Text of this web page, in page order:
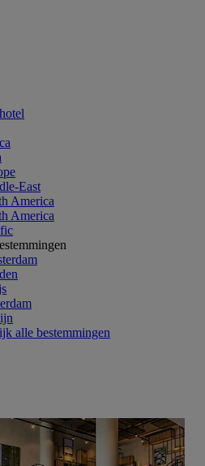
East
America
America
alle bestemmingen